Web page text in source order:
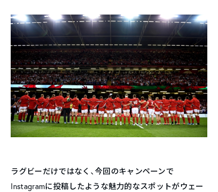
ラグビーだけではなく、今回のキャンペーンで
Instagramに投稿したような魅力的なスポットがウェー